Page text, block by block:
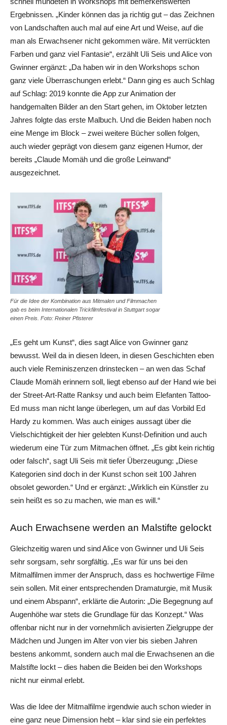
Ergebnissen. „Kinder können das ja richtig gut – das Zeichnen
von Landschaften auch mal auf eine Art und Weise, auf die
man als Erwachsener nicht gekommen wäre. Mit verrückten
Farben und ganz viel Fantasie“, erzählt Uli Seis und Alice von
Gwinner ergänzt: „Da haben wir in den Workshops schon
ganz viele Überraschungen erlebt.“ Dann ging es auch Schlag
auf Schlag: 2019 konnte die App zur Animation der
handgemalten Bilder an den Start gehen, im Oktober letzten
Jahres folgte das erste Malbuch. Und die Beiden haben noch
eine Menge im Block – zwei weitere Bücher sollen folgen,
auch wieder geprägt von diesem ganz eigenen Humor, der
bereits „Claude Momäh und die große Leinwand“
ausgezeichnet.
Für die Idee der Kombination aus Mitmalen und Filmmachen
gab es beim Internationalen Trickfilmfestival in Stuttgart sogar
einen Preis. Foto: Reiner Pfisterer
„Es geht um Kunst“, dies sagt Alice von Gwinner ganz
bewusst. Weil da in diesen Ideen, in diesen Geschichten eben
auch viele Reminiszenzen drinstecken – an wen das Schaf
Claude Momäh erinnern soll, liegt ebenso auf der Hand wie bei
der Street-Art-Ratte Ranksy und auch beim Elefanten Tattoo-
Ed muss man nicht lange überlegen, um auf das Vorbild Ed
Hardy zu kommen. Was auch einiges aussagt über die
Vielschichtigkeit der hier gelebten Kunst-Definition und auch
wiederum eine Tür zum Mitmachen öffnet. „Es gibt kein richtig
oder falsch“, sagt Uli Seis mit tiefer Überzeugung: „Diese
Kategorien sind doch in der Kunst schon seit 100 Jahren
obsolet geworden.“ Und er ergänzt: „Wirklich ein Künstler zu
sein heißt es so zu machen, wie man es will.“
Auch Erwachsene werden an Malstifte gelockt
Gleichzeitig waren und sind Alice von Gwinner und Uli Seis
sehr sorgsam, sehr sorgfältig. „Es war für uns bei den
Mitmalfilmen immer der Anspruch, dass es hochwertige Filme
sein sollen. Mit einer entsprechenden Dramaturgie, mit Musik
und einem Abspann“, erklärte die Autorin: „Die Begegnung auf
Augenhöhe war stets die Grundlage für das Konzept.“ Was
offenbar nicht nur in der vornehmlich avisierten Zielgruppe der
Mädchen und Jungen im Alter von vier bis sieben Jahren
bestens ankommt, sondern auch mal die Erwachsenen an die
Malstifte lockt – dies haben die Beiden bei den Workshops
nicht nur einmal erlebt.
Was die Idee der Mitmalfilme irgendwie auch schon wieder in
eine ganz neue Dimension hebt – klar sind sie ein perfektes